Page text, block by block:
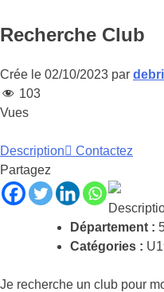
Recherche Club
Crée le 02/10/2023 par
103
Vues
Description
Contactez
Partagez
Département :
Catégories :
Je recherche un club pour